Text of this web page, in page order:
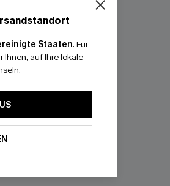
Staaten. Für
auf Ihre lokale